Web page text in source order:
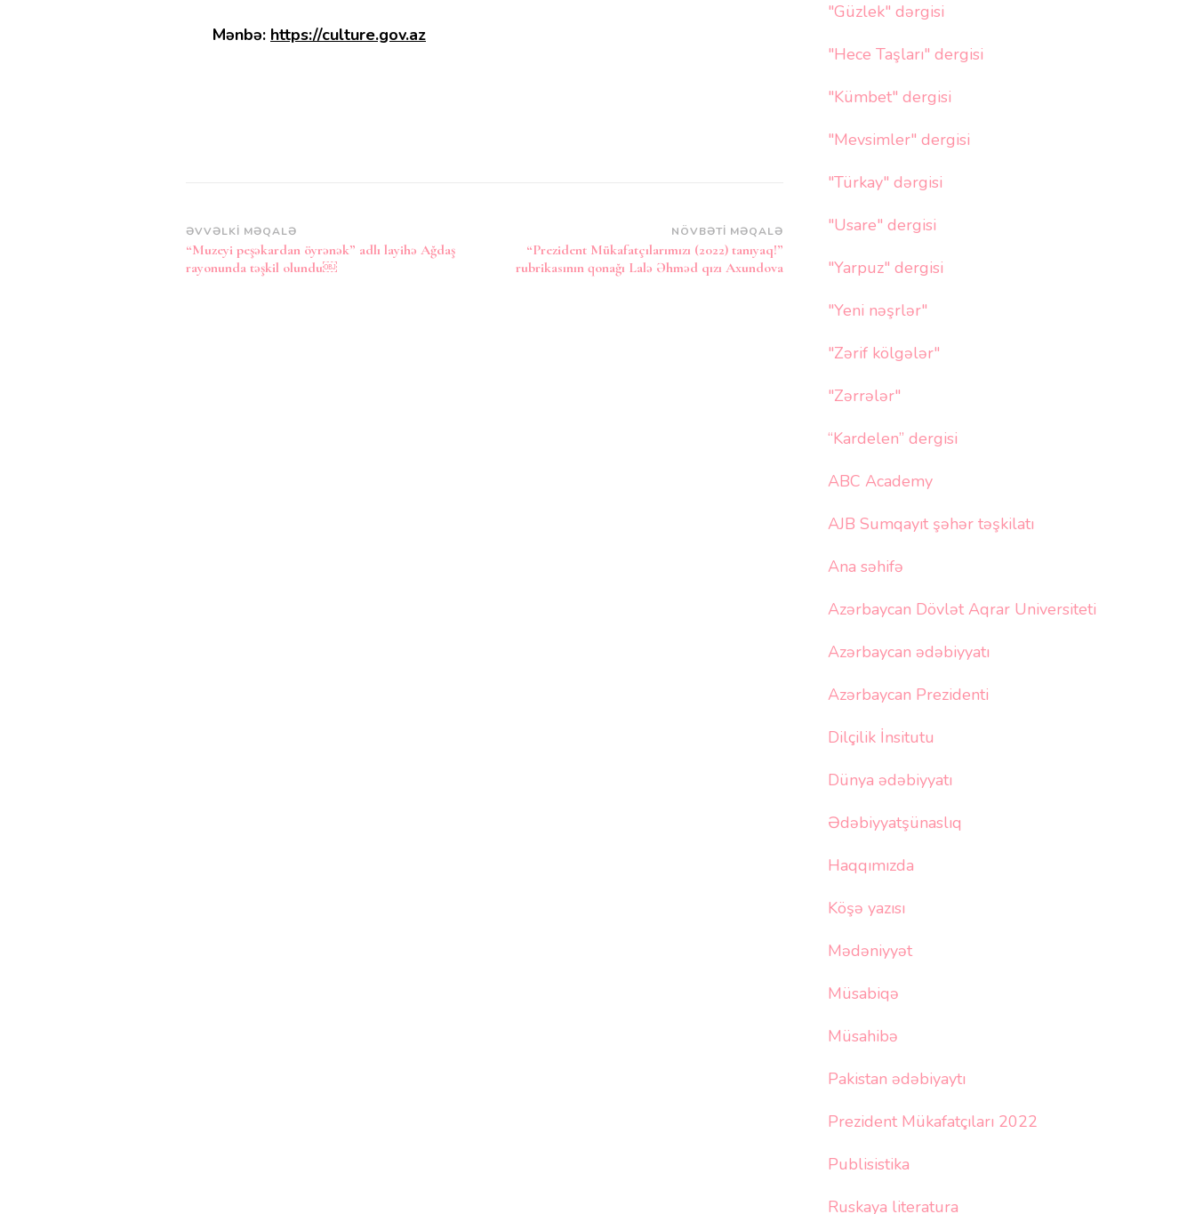
Mənbə: https://culture.gov.az
Post
Naviqasiya
ƏVVƏLKI MƏQALƏ
“Muzeyi peşəkardan öyrənək” adlı layihə Ağdaş
rayonunda təşkil olundu￼
NÖVBƏTI MƏQALƏ
“Prezident Mükafatçılarımızı (2022) tanıyaq!”
rubrikasının qonağı Lalə Əhməd qızı Axundova
"Güzlek" dərgisi
"Hece Taşları" dergisi
"Kümbet" dergisi
"Mevsimler" dergisi
"Türkay" dərgisi
"Usare" dergisi
"Yarpuz" dergisi
"Yeni nəşrlər"
"Zərif kölgələr"
"Zərrələr"
“Kardelen” dergisi
ABC Academy
AJB Sumqayıt şəhər təşkilatı
Ana səhifə
Azərbaycan Dövlət Aqrar Universiteti
Azərbaycan ədəbiyyatı
Azərbaycan Prezidenti
Dilçilik İnsitutu
Dünya ədəbiyyatı
Ədəbiyyatşünaslıq
Haqqımızda
Köşə yazısı
Mədəniyyət
Müsabiqə
Müsahibə
Pakistan ədəbiyaytı
Prezident Mükafatçıları 2022
Publisistika
Ruskaya literatura